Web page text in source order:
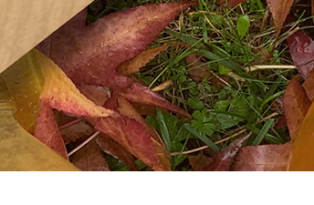
Boissons Chaudes
Alcool
Maison